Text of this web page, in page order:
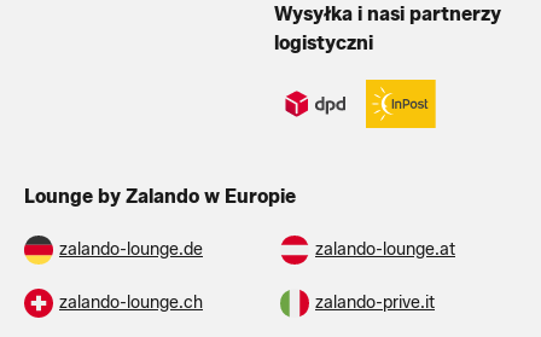
Wysyłka i nasi partnerzy
logistyczni
Lounge by Zalando w Europie
zalando-lounge.de zalando-lounge.at
zalando-lounge.ch zalando-prive.it